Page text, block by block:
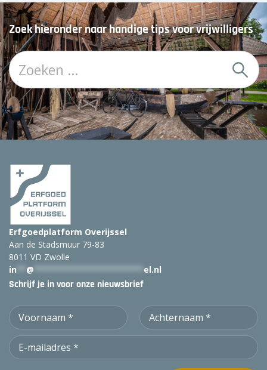
Zoek hieronder naar handige tips voor vrijwilligers
Z
o
e
k
:
Erfgoedplatform Overijssel
Aan de Stadsmuur 79-83
8011 VD Zwolle
in
@ el.nl
Schrijf je in voor onze nieuwsbrief